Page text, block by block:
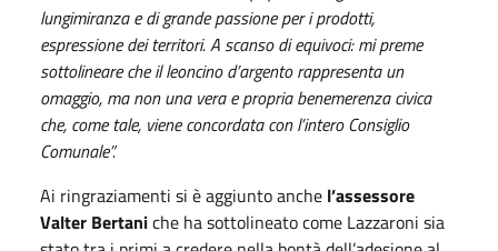
lungimiranza e di grande passione per i prodotti,
espressione dei territori. A scanso di equivoci: mi preme
sottolineare che il leoncino d’argento rappresenta un
omaggio, ma non una vera e propria benemerenza civica
che, come tale, viene concordata con l’intero Consiglio
Comunale”.
Ai ringraziamenti si è aggiunto anche l’assessore
Valter Bertaniche ha sottolineato come Lazzaroni sia